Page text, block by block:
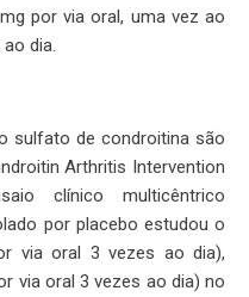
por via oral, uma vez ao
dia.
sulfato de condroitina são
Arthritis Intervention
clínico multicêntrico
por placebo estudou o
via oral 3 vezes ao dia),
via oral 3 vezes ao dia) no